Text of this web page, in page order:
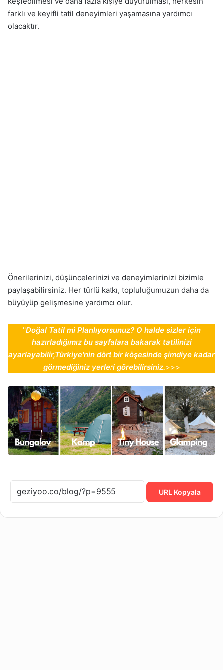
farklı ve keyifli tatil deneyimleri yaşamasına yardımcı
olacaktır.
Önerilerinizi, düşüncelerinizi ve deneyimlerinizi bizimle
paylaşabilirsiniz. Her türlü katkı, topluluğumuzun daha da
büyüyüp gelişmesine yardımcı olur.
''Doğal Tatil mi Planlıyorsunuz? O halde sizler için
hazırladığımız bu sayfalara bakarak tatilinizi
ayarlayabilir,Türkiye'nin dört bir köşesinde şimdiye kadar
görmediğiniz yerleri görebilirsiniz.>>>
URL Kopyala